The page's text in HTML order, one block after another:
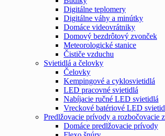
Digitálne teplomery
Digitálne váhy a minútky
Domáce videovrátniky
Domový bezdrôtový zvonček
Meteorologické stanice
Čističe vzduchu
Svietidlá a čelovky
Čelovky
Kempingové a cyklosvietidlá
LED pracovné svietidlá
Nabíjacie ručné LED svietidlá
Vreckové batériové LED
Predlžovacie prívody a rozbočovacie
Domáce predlžovacie prívody